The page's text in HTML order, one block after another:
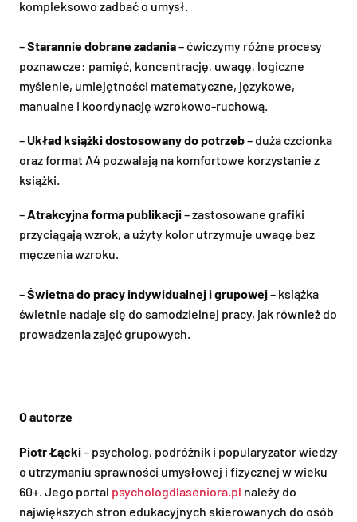
kompleksowo zadbać o umysł.
–Starannie dobrane zadania– ćwiczymy różne procesy
poznawcze: pamięć, koncentrację, uwagę, logiczne
myślenie, umiejętności matematyczne, językowe,
manualne i koordynację wzrokowo-ruchową.
–Układ książki dostosowany do potrzeb– duża czcionka
oraz format A4 pozwalają na komfortowe korzystanie z
książki.
–Atrakcyjna forma publikacji– zastosowane grafiki
przyciągają wzrok, a użyty kolor utrzymuje uwagę bez
męczenia wzroku.
–Świetna do pracy indywidualnej i grupowej– książka
świetnie nadaje się do samodzielnej pracy, jak również do
prowadzenia zajęć grupowych.
O autorze
Piotr Łącki– psycholog, podróżnik i popularyzator wiedzy
o utrzymaniu sprawności umysłowej i fizycznej w wieku
60+. Jego portal psychologdlaseniora.pl należy do
największych stron edukacyjnych skierowanych do osób